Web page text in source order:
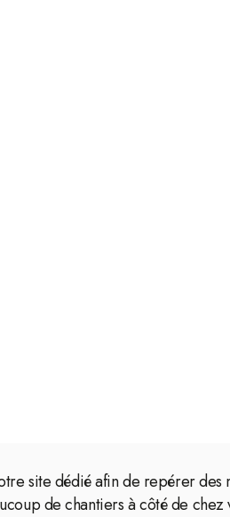
site dédié afin de repérer des
de chantiers à côté de chez